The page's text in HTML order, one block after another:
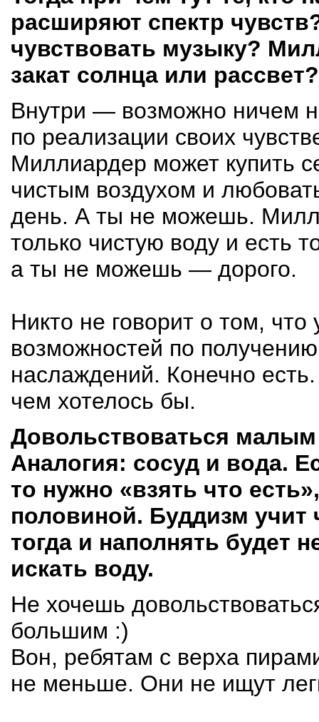
расширяют спектр
чувствовать музыку?
закат солнца или рассвет?
Внутри — возможно ничем
по реализации своих
Миллиардер может купить
чистым воздухом и
день. А ты не можешь.
только чистую воду и есть
а ты не можешь — дорого.
Никто не говорит о том,
возможностей по
наслаждений. Конечно
чем хотелось бы.
Довольствоваться
Аналогия: сосуд и вода.
то нужно «взять что
половиной. Буддизм учит
тогда и наполнять будет
искать воду.
Не хочешь
большим :)
Вон, ребятам с верха
не меньше. Они не ищут